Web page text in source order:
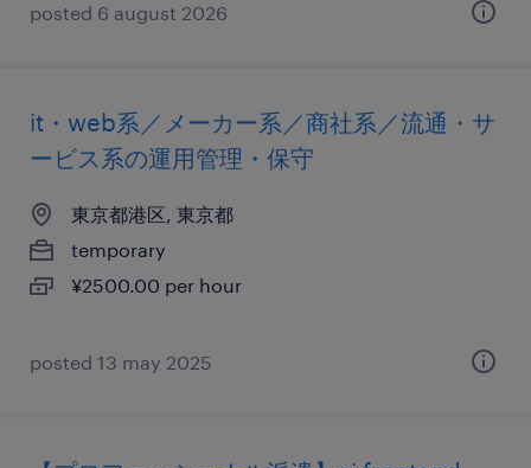
posted 6 august 2026
it・web系／メーカー系／商社系／流通・サ
ービス系の運用管理・保守
東京都港区, 東京都
temporary
¥2500.00 per hour
posted 13 may 2025